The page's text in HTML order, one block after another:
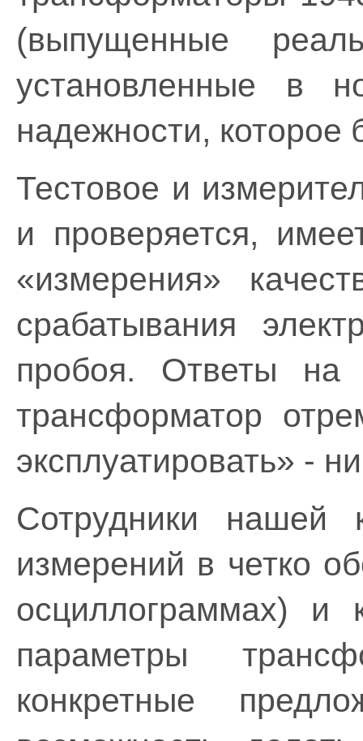
(выпущенные
установленные в
надежности, которое
Тестовое и
и проверяется,
«измерения»
срабатывания
пробоя. Ответы
трансформатор
эксплуатировать» -
Сотрудники нашей
измерений в четко
осциллограммах) и
параметры
конкретные